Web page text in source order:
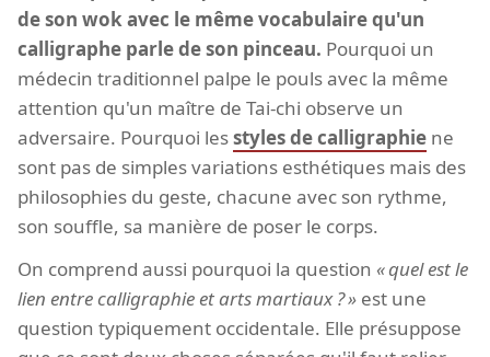
de son wok avec le même vocabulaire qu'un
calligraphe parle de son pinceau. Pourquoi un
médecin traditionnel palpe le pouls avec la même
attention qu'un maître de Tai-chi observe un
adversaire. Pourquoi lesstyles de calligraphie ne
sont pas de simples variations esthétiques mais des
philosophies du geste, chacune avec son rythme,
son souffle, sa manière de poser le corps.
On comprend aussi pourquoi la question
quel est le
lien entre calligraphie et arts martiaux ?
est une
question typiquement occidentale. Elle présuppose